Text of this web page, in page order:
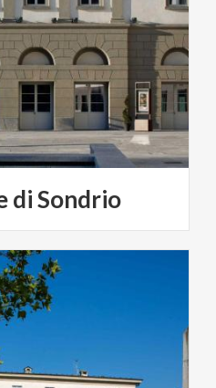
diSondrio